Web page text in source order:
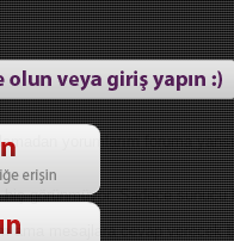
yorumlarım foruma
görünmüyor. Sadece sunucu
ama mesajlara cevap verecek